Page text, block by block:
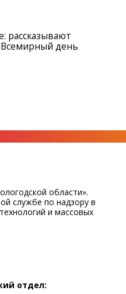
рассказывают
Всемирный день
области».
службе по надзору в
и массовых
решения о
аналитический центр
Вологодская обл., г.
отдел: